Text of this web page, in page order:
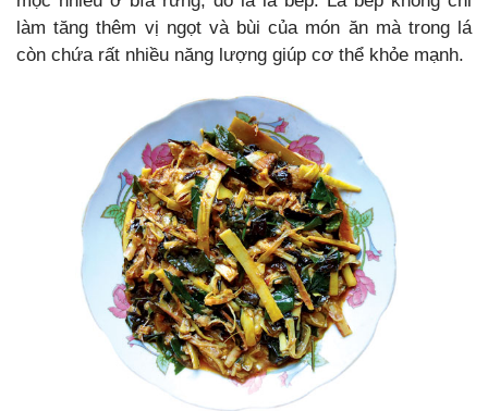
làm tăng thêm vị ngọt và bùi của món ăn mà trong lá
còn chứa rất nhiều năng lượng giúp cơ thể khỏe mạnh.